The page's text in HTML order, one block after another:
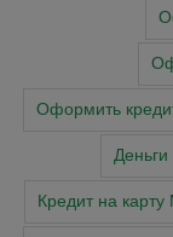
Оформить
Кредит на